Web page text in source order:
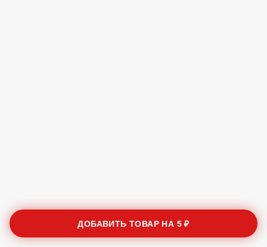
ДОБАВИТЬ ТОВАР НА 5 ₽